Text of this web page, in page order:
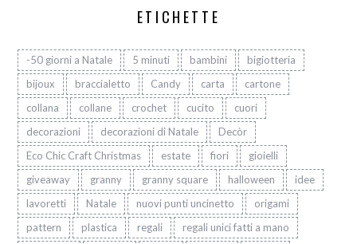
ETICHETTE
-50 giorni a Natale 5 minuti bambini
bigiotteria
bijoux
braccialetto Candy carta
cartone
collana
collane crochet cucito
cuori
decorazioni
decorazioni di Natale
Decòr
Eco Chic Craft Christmas
estate fiori
gioielli
giveaway
granny granny square halloween
idee
lavoretti
Natale nuovi punti uncinetto
origami
pattern
plastica regali
regali unici fatti a mano